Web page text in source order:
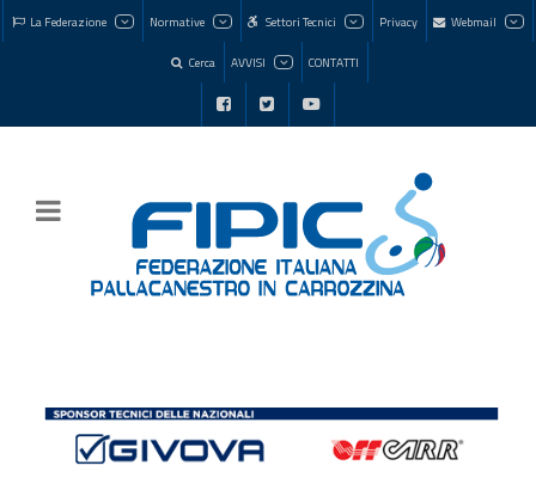
La Federazione Normative Settori Tecnici Privacy Webmail
Cerca AVVISI CONTATTI